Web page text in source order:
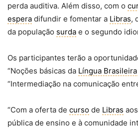
perda auditiva. Além disso, com o
espera difundir e fomentar a Libras,
da população surda e o segundo
Os participantes terão a
“Noções básicas da Língua
“Intermediação na comunicação
“Com a oferta de curso de Libras
pública de ensino e à comunidade